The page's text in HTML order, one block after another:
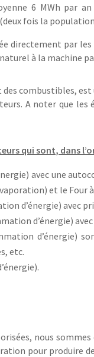
6 MWh par
fois la
directement par
à la machine
combustibles,
A noter que
qui sont, dans
avec une
et le Four à
d’énergie) avec
d’énergie)
d’énergie)
etc.
nous sommes
pour produire